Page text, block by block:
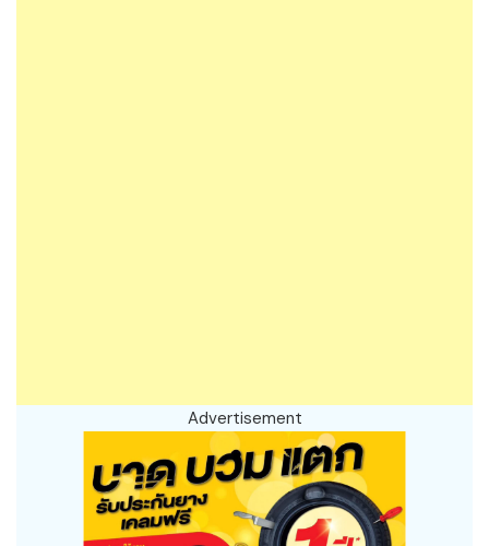
Advertisement